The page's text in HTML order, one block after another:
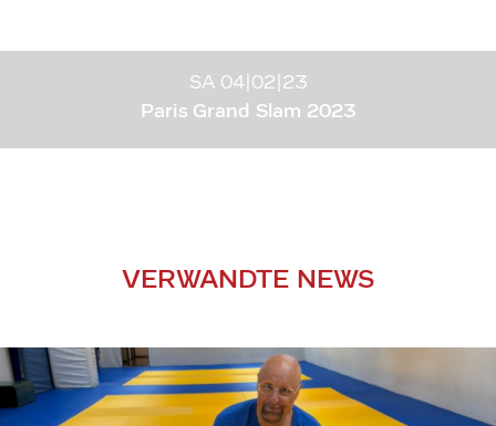
SA 04|02|23
Paris Grand Slam 2023
VERWANDTE NEWS